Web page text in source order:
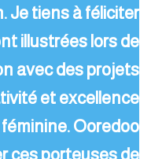
Je tiens à féliciter
illustrées lors de
avec des projets
et excellence
Ooredoo
ces porteuses de